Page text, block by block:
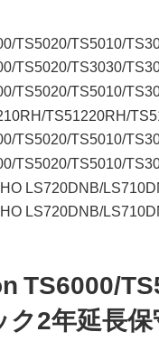
TS5020/TS5010/
TS5020/TS3030/
TS5020/TS5010/
TS51220RH/
TS5020/TS5010/
TS5020/TS5010/
LS720DNB/
LS720DNB/
TS6000/
2年延長保